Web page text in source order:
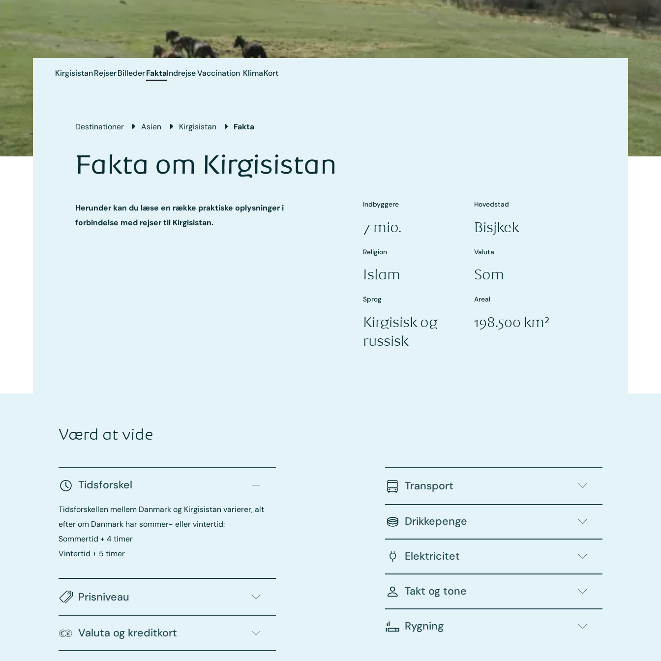
KirgisistanRejserBillederFaktaIndrejseVaccination KlimaKort
Destinationer Asien Kirgisistan Fakta
Fakta om Kirgisistan
Herunder kan du læse en række praktiske oplysninger i
forbindelse med rejser til Kirgisistan.
Indbyggere
7 mio.
Hovedstad
Bisjkek
Religion
Islam
Valuta
Som
Sprog
Kirgisisk og
russisk
Areal
198.500 km²
Værd at vide
Tidsforskel
Tidsforskellen mellem Danmark og Kirgisistan varierer, alt
efter om Danmark har sommer- eller vintertid:
Sommertid + 4 timer
Vintertid + 5 timer
Prisniveau
Valuta og kreditkort
Transport
Drikkepenge
Elektricitet
Takt og tone
Rygning